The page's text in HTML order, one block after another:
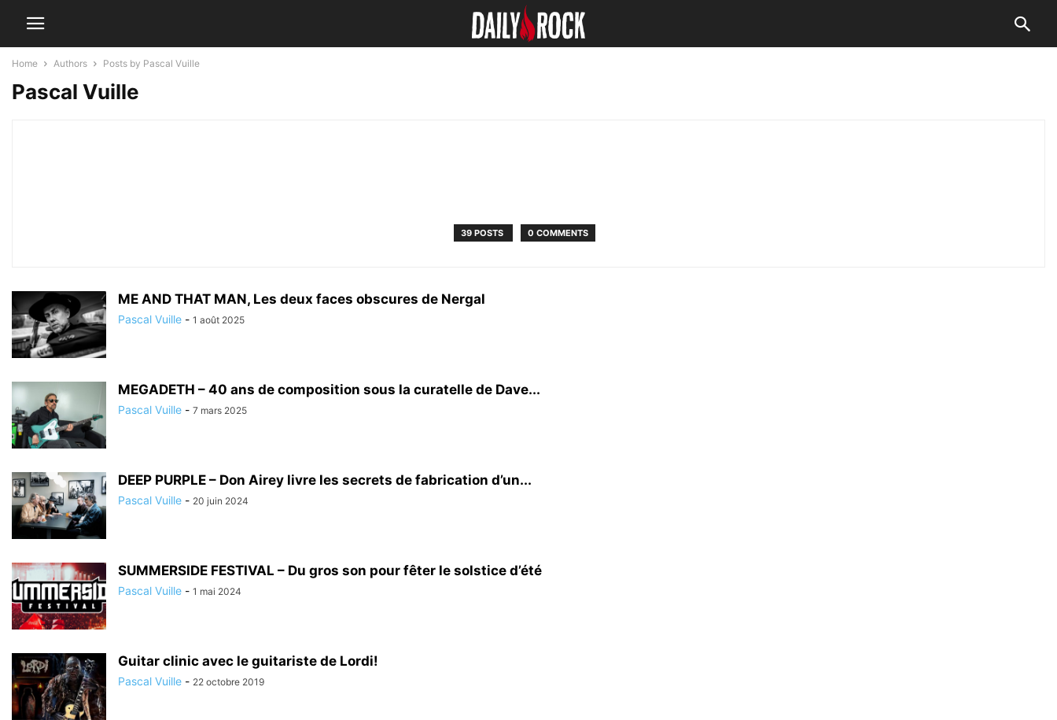
Home Authors Posts by Pascal Vuille
Pascal Vuille
39 POSTS 0 COMMENTS
ME AND THAT MAN, Les deux faces obscures de Nergal
Pascal Vuille - 1 août 2025
MEGADETH – 40 ans de composition sous la curatelle de Dave...
Pascal Vuille - 7 mars 2025
DEEP PURPLE – Don Airey livre les secrets de fabrication d’un...
Pascal Vuille - 20 juin 2024
SUMMERSIDE FESTIVAL – Du gros son pour fêter le solstice d’été
Pascal Vuille - 1 mai 2024
Guitar clinic avec le guitariste de Lordi!
Pascal Vuille - 22 octobre 2019